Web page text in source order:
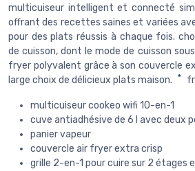
multicuiseur intelligent et connecté
offrant des recettes saines et variées
pour des plats réussis à chaque fois.
de cuisson, dont le mode de cuisson
fryer polyvalent grâce à son couvercle
large choix de délicieux plats maison.
*
multicuiseur cookeo wifi 10-en-1
cuve antiadhésive de 6 l avec deux
panier vapeur
couvercle air fryer extra crisp
grille 2-en-1 pour cuire sur 2 étages